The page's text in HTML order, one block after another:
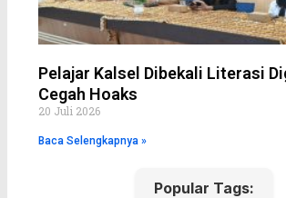
Pelajar Kalsel Dibekali Literasi
Cegah Hoaks
20 Juli 2026
Baca Selengkapnya »
Popular Tags: